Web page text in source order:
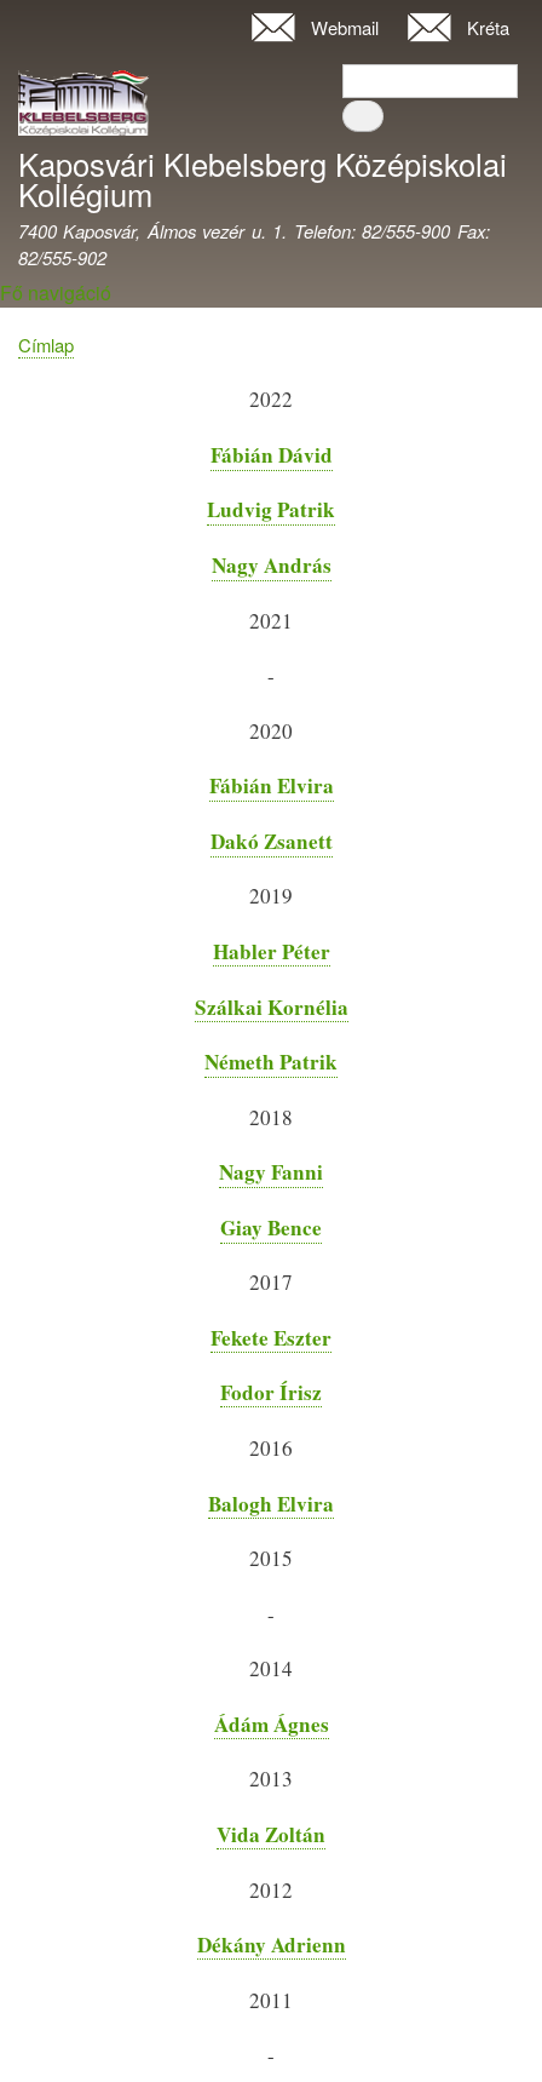
Ugrás
a
fiók
menüje
Webmail Kréta
Keresés
Kaposvári Klebelsberg Középiskolai
Kollégium
7400 Kaposvár, Álmos vezér u. 1. Telefon: 82/555-900 Fax:
82/555-902
Fő navigáció
Morzsa
Címlap
2022
Fábián Dávid
Ludvig Patrik
Nagy András
2021
-
2020
Fábián Elvira
Dakó Zsanett
2019
Habler Péter
Szálkai Kornélia
Németh Patrik
2018
Nagy Fanni
Giay Bence
2017
Fekete Eszter
Fodor Írisz
2016
Balogh Elvira
2015
-
2014
Ádám Ágnes
2013
Vida Zoltán
2012
Dékány Adrienn
2011
-